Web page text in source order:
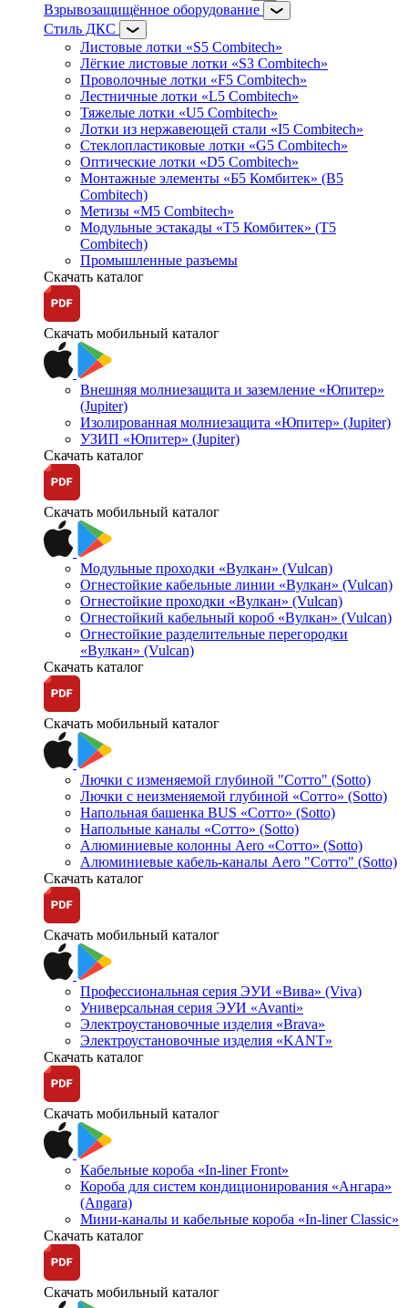
Взрывозащищённое оборудование
Стиль ДКС
Листовые лотки «S5 Combitech»
Лёгкие листовые лотки «S3 Combitech»
Проволочные лотки «F5 Combitech»
Лестничные лотки «L5 Combitech»
Тяжелые лотки «U5 Combitech»
Лотки из нержавеющей стали «I5 Combitech»
Стеклопластиковые лотки «G5 Combitech»
Оптические лотки «D5 Combitech»
Монтажные элементы «Б5 Комбитек» (B5
Combitech)
Метизы «M5 Combitech»
Модульные эстакады «Т5 Комбитек» (T5
Combitech)
Промышленные разъемы
Скачать каталог
Скачать мобильный каталог
Внешняя молниезащита и заземление «Юпитер»
(Jupiter)
Изолированная молниезащита «Юпитер» (Jupiter)
УЗИП «Юпитер» (Jupiter)
Скачать каталог
Скачать мобильный каталог
Модульные проходки «Вулкан» (Vulcan)
Огнестойкие кабельные линии «Вулкан» (Vulcan)
Огнестойкие проходки «Вулкан» (Vulcan)
Огнестойкий кабельный короб «Вулкан» (Vulcan)
Огнестойкие разделительные перегородки
«Вулкан» (Vulcan)
Скачать каталог
Скачать мобильный каталог
Лючки с изменяемой глубиной "Сотто" (Sotto)
Лючки с неизменяемой глубиной «Сотто» (Sotto)
Напольная башенка BUS «Сотто» (Sotto)
Напольные каналы «Сотто» (Sotto)
Алюминиевые колонны Aero «Сотто» (Sotto)
Алюминиевые кабель-каналы Aero "Сотто" (Sotto)
Скачать каталог
Скачать мобильный каталог
Профессиональная серия ЭУИ «Вива» (Viva)
Универсальная серия ЭУИ «Avanti»
Электроустановочные изделия «Brava»
Электроустановочные изделия «KANT»
Скачать каталог
Скачать мобильный каталог
Кабельные короба «In-liner Front»
Короба для систем кондиционирования «Ангара»
(Angara)
Мини-каналы и кабельные короба «In-liner Classic»
Скачать каталог
Скачать мобильный каталог